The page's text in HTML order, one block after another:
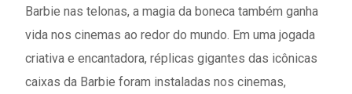
Barbie nas telonas, a magia da boneca também ganha
vida nos cinemas ao redor do mundo. Em uma jogada
criativa e encantadora, réplicas gigantes das icônicas
caixas da Barbie foram instaladas nos cinemas,